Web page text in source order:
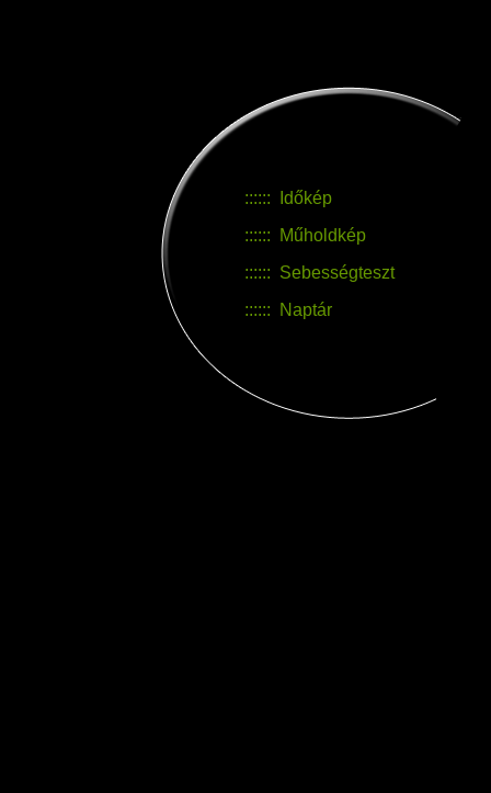
::::::
Időkép
::::::
Műholdkép
:::::: Sebességteszt
::::::
Naptár